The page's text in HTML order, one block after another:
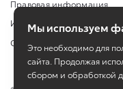
Правовая информация
Изменить настройку cookies
Сбросить cookie
Мы используем
Это необходимо для
сайта. Продолжая
сбором и обработкой